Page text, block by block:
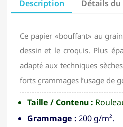
Description Détails
Ce papier «bouffant» au
dessin et le croquis. Plus
adapté aux techniques
forts grammages l’usage de
Taille / Contenu :
Grammage : 200 g/m².